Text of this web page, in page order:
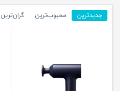
جدیدترین محبوب‌ترین گران‌ترین